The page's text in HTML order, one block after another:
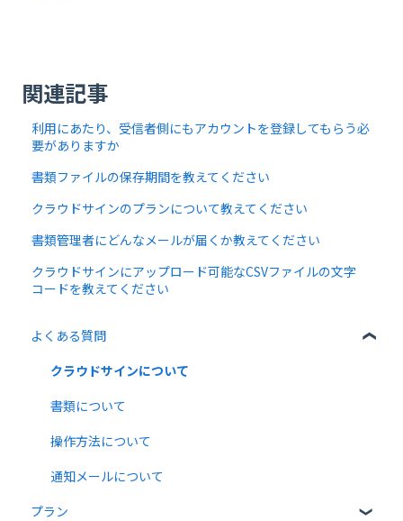
関連記事
利用にあたり、受信者側にもアカウントを登録してもらう必
要がありますか
書類ファイルの保存期間を教えてください
クラウドサインのプランについて教えてください
書類管理者にどんなメールが届くか教えてください
クラウドサインにアップロード可能なCSVファイルの文字
コードを教えてください
よくある質問
クラウドサインについて
書類について
操作方法について
通知メールについて
プラン